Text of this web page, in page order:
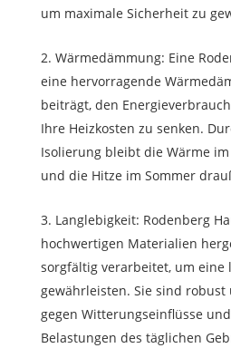
um maximale Sicherheit zu
Wärmedämmung: Eine
eine hervorragende
beiträgt, den
Ihre Heizkosten zu senken.
Isolierung bleibt die Wärme
und die Hitze im Sommer
Langlebigkeit: Rodenberg
hochwertigen Materialien
sorgfältig verarbeitet, um eine
gewährleisten. Sie sind
gegen Witterungseinflüsse
Belastungen des täglichen